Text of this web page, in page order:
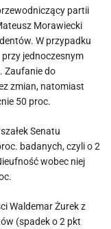
partii
Morawiecki
W przypadku
jednoczesnym
Zaufanie do
zmian, natomiast
50 proc.
Senatu
badanych, czyli o 2
wobec niej
Waldemar Żurek z
(spadek o 2 pkt